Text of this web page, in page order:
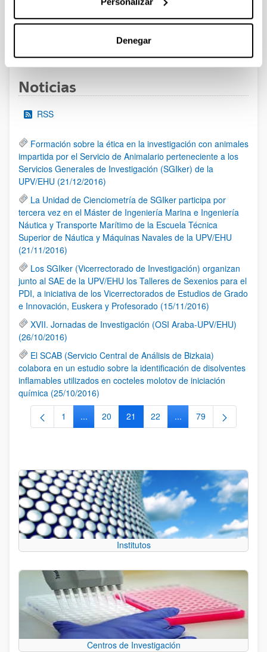
Denegar
al 30/07/2026 (ambos incluídos)
PáginaPáginaPágina
3 ...Páginas intermedias Use TAB
Noticias
RSS
Formación sobre la ética en la investigación con animales
impartida por el Servicio de Animalario perteneciente a los
Servicios Generales de Investigación (SGIker) de la
UPV/EHU (21/12/2016)
La Unidad de Cienciometría de SGIker participa por
tercera vez en el Máster de Ingeniería Marina e Ingeniería
Náutica y Transporte Marítimo de la Escuela Técnica
Superior de Náutica y Máquinas Navales de la UPV/EHU
(21/11/2016)
Los SGIker (Vicerrectorado de Investigación) organizan
junto al SAE de la UPV/EHU los Talleres de Sexenios para el
PDI, a iniciativa de los Vicerrectorados de Estudios de Grado
e Innovación, Euskera y Profesorado (15/11/2016)
XVII. Jornadas de Investigación (OSI Araba-UPV/EHU)
(26/10/2016)
El SCAB (Servicio Central de Análisis de Bizkaia)
colabora en un estudio sobre la identificación de disolventes
inflamables utilizados en cocteles molotov de iniciación
química (25/10/2016)
Página
1 ...Páginas intermedias Use TAB para desplazarse.
Página
20 Página
21 Página
22 ...Páginas intermedias
Página
79
Institutos
Centros de Investigación